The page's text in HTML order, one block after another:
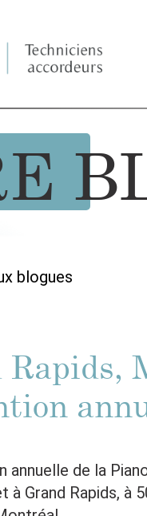
blogues
annuelle de la
à Grand Rapids, à